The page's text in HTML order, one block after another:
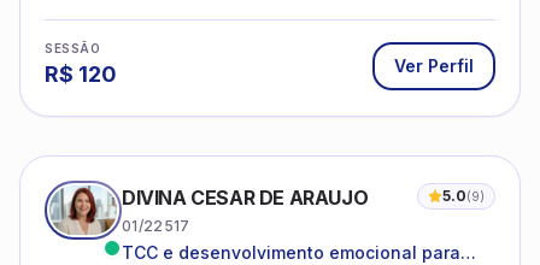
SESSÃO
R$ 120 Ver Perfil
DIVINA CESAR DE ARAUJO 5.0(9)
01/22517
TCC e desenvolvimento emocional para